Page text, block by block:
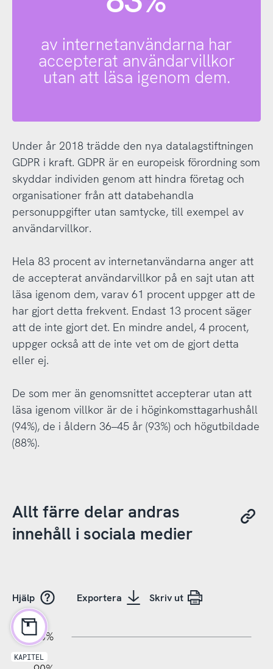
av internetanvändarna har
accepterat användarvillkor
utan att läsa igenom dem.
Under år 2018 trädde den nya datalagstiftningen
GDPR i kraft. GDPR är en europeisk förordning som
skyddar individen genom att hindra företag och
organisationer från att databehandla
personuppgifter utan samtycke, till exempel av
användarvillkor.
Hela 83 procent av internetanvändarna anger att
de accepterat användarvillkor på en sajt utan att
läsa igenom dem, varav 61 procent uppger att de
har gjort detta frekvent. Endast 13 procent säger
att de inte gjort det. En mindre andel, 4 procent,
uppger också att de inte vet om de gjort detta
eller ej.
De som mer än genomsnittet accepterar utan att
läsa igenom villkor är de i höginkomsttagarhushåll
(94%), de i åldern 36–45 år (93%) och högutbildade
(88%).
Allt färre delar andras
innehåll i sociala medier
Hjälp Exportera Skriv ut
100%
KAPITEL